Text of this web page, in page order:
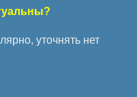
уточнять нет